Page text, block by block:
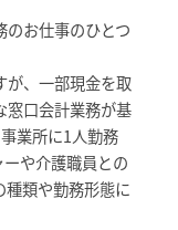
のお仕事のひとつ
が、一部現金を取
窓口会計業務が基
業所に1人勤務
や介護職員との
類や勤務形態に